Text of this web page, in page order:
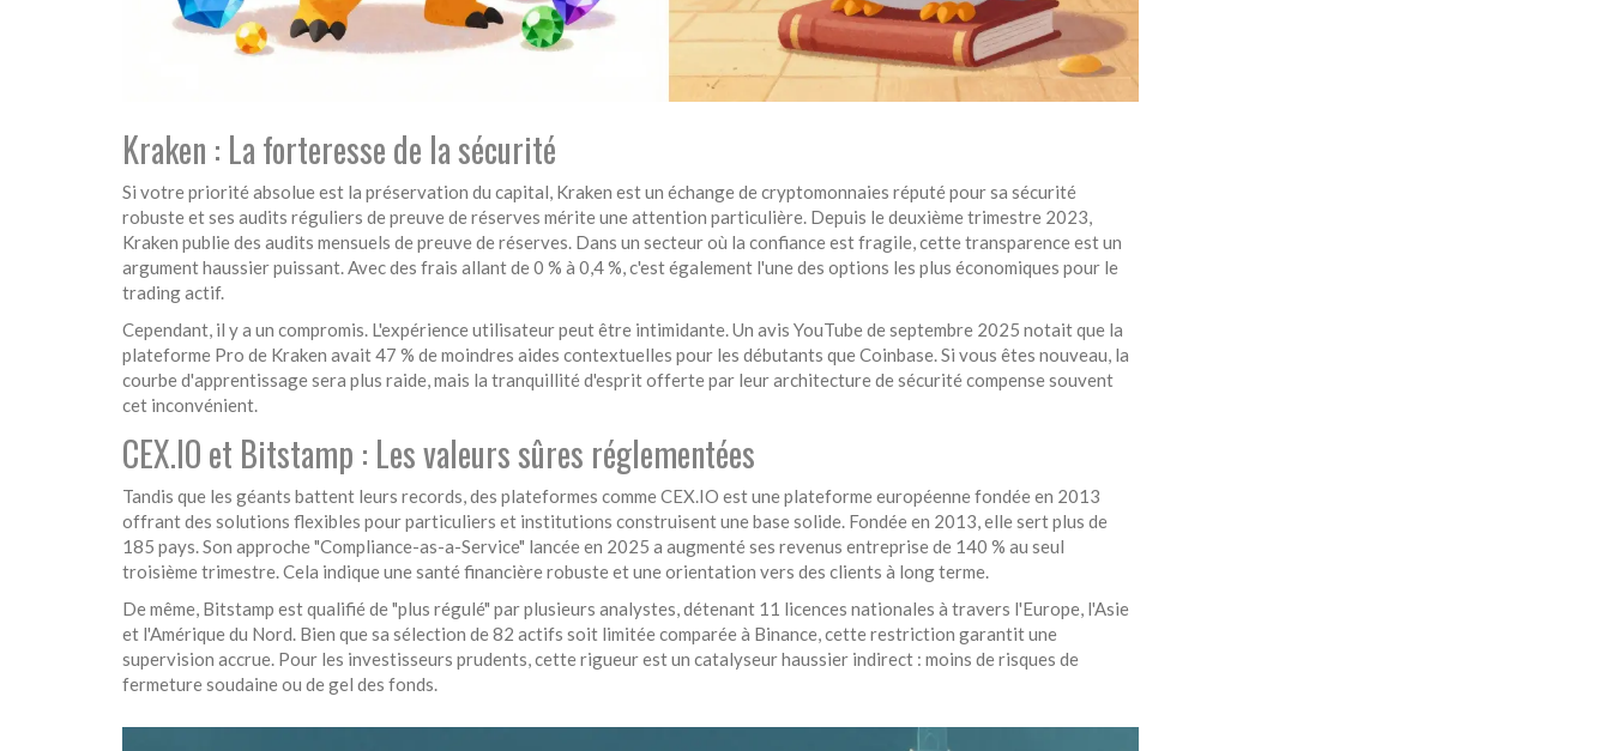
Kraken : La forteresse de la sécurité
Si votre priorité absolue est la préservation du capital, Kraken estun échange de cryptomonnaies réputé pour sa sécurité
robuste et ses audits réguliers de preuve de réserves mérite une attention particulière. Depuis le deuxième trimestre 2023,
Kraken publie des audits mensuels de preuve de réserves. Dans un secteur où la confiance est fragile, cette transparence est un
argument haussier puissant. Avec des frais allant de 0 % à 0,4 %, c'est également l'une des options les plus économiques pour le
trading actif.
Cependant, il y a un compromis. L'expérience utilisateur peut être intimidante. Un avis YouTube de septembre 2025 notait que la
plateforme Pro de Kraken avait 47 % de moindres aides contextuelles pour les débutants que Coinbase. Si vous êtes nouveau, la
courbe d'apprentissage sera plus raide, mais la tranquillité d'esprit offerte par leur architecture de sécurité compense souvent
cet inconvénient.
CEX.IO et Bitstamp : Les valeurs sûres réglementées
Tandis que les géants battent leurs records, des plateformes commeCEX.IO estune plateforme européenne fondée en 2013
offrant des solutions flexibles pour particuliers et institutions construisent une base solide. Fondée en 2013, elle sert plus de
185 pays. Son approche "Compliance-as-a-Service" lancée en 2025 a augmenté ses revenus entreprise de 140 % au seul
troisième trimestre. Cela indique une santé financière robuste et une orientation vers des clients à long terme.
De même, Bitstamp est qualifié de "plus régulé" par plusieurs analystes, détenant 11 licences nationales à travers l'Europe, l'Asie
et l'Amérique du Nord. Bien que sa sélection de 82 actifs soit limitée comparée à Binance, cette restriction garantit une
supervision accrue. Pour les investisseurs prudents, cette rigueur est un catalyseur haussier indirect : moins de risques de
fermeture soudaine ou de gel des fonds.